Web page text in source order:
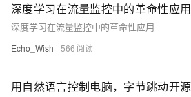
深度学习在流量监控中的革命性应用
深度学习在流量监控中的革命性应用
Echo_Wish 566